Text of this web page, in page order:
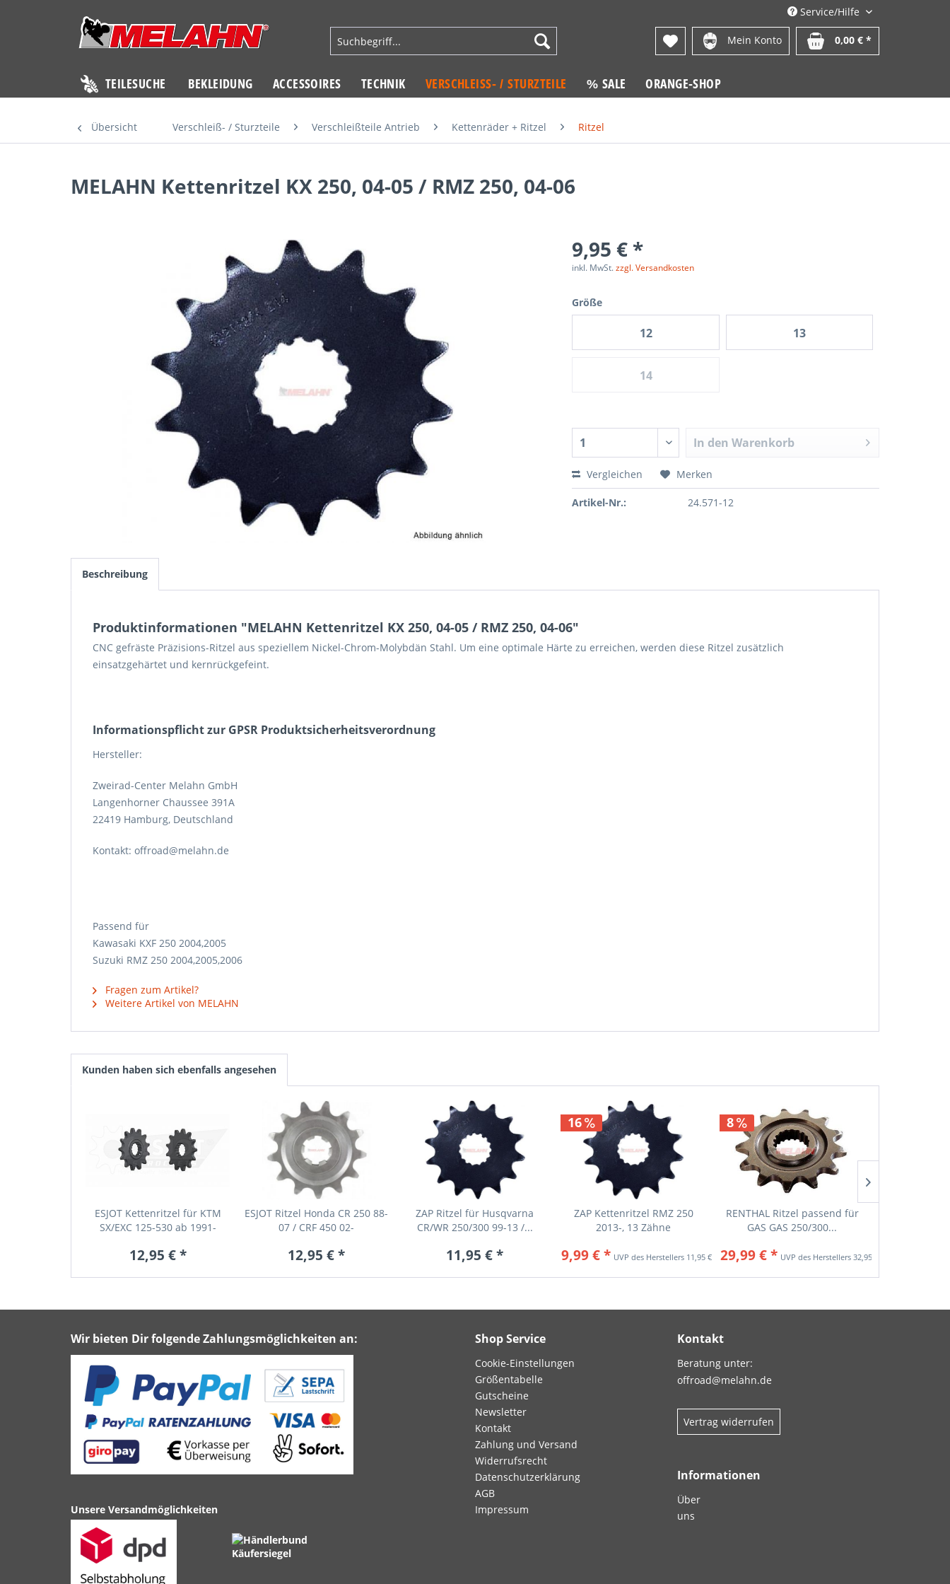
Service/Hilfe
Mein Konto 0,00 € *
TEILESUCHE BEKLEIDUNG ACCESSOIRES TECHNIK VERSCHLEISS- / STURZTEILE % SALE ORANGE-SHOP
Übersicht Verschleiß- / Sturzteile Verschleißteile Antrieb Kettenräder + Ritzel Ritzel
MELAHN Kettenritzel KX 250, 04-05 / RMZ 250, 04-06
9,95 € *
inkl. MwSt.zzgl. Versandkosten
Größe
12 13
14
In den Warenkorb
Vergleichen Merken
Artikel-Nr.: 24.571-12
Beschreibung
Produktinformationen "MELAHN Kettenritzel KX 250, 04-05 / RMZ 250, 04-06"
CNC gefräste Präzisions-Ritzel aus speziellem Nickel-Chrom-Molybdän Stahl. Um eine optimale Härte zu erreichen, werden diese Ritzel zusätzlich
einsatzgehärtet und kernrückgefeint.
Informations­pflicht zur GPSR Produktsicherheits­verordnung
Hersteller:
Zweirad-Center Melahn GmbH
Langenhorner Chaussee 391A
22419 Hamburg, Deutschland
Kontakt: offroad@melahn.de
Passend für
Kawasaki KXF 250 2004,2005
Suzuki RMZ 250 2004,2005,2006
Fragen zum Artikel?
Weitere Artikel von MELAHN
Kunden haben sich ebenfalls angesehen
ESJOT Kettenritzel für KTM
SX/EXC 125-530 ab 1991-
12,95 € *
ESJOT Ritzel Honda CR 250 88-
07 / CRF 450 02-
12,95 € *
ZAP Ritzel für Husqvarna
CR/WR 250/300 99-13 /...
11,95 € *
16
ZAP Kettenritzel RMZ 250
2013-, 13 Zähne
9,99 € * 11,95 € *
8
RENTHAL Ritzel passend für
GAS GAS 250/300...
29,99 € * 32,95 € *
Wir bieten Dir folgende Zahlungsmöglichkeiten an:
Unsere Versandmöglichkeiten
Shop Service
Cookie-Einstellungen
Größentabelle
Gutscheine
Newsletter
Kontakt
Zahlung und Versand
Widerrufsrecht
Datenschutzerklärung
AGB
Impressum
Kontakt
Beratung unter:
offroad@melahn.de
Vertrag widerrufen
Informationen
Über
uns